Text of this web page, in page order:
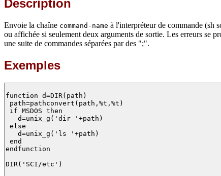
Description
Envoie la chaîne command-name à l'interpréteur de commande (sh
ou affichée si seulement deux arguments de sortie. Les erreurs se
une suite de commandes séparées par des ";".
Exemples
function d=DIR(path)
path=pathconvert(path,%t,%t)
if MSDOS then
   d=unix_g('dir '+path)
else
   d=unix_g('ls '+path)
end
endfunction
DIR('SCI/etc')